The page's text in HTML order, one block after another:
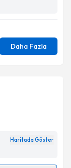
Daha Fazla
Haritada Göster